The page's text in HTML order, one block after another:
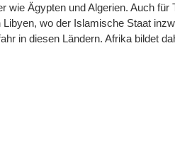
wie Ägypten und Algerien. Auch für
wo der Islamische Staat
in diesen Ländern. Afrika bildet